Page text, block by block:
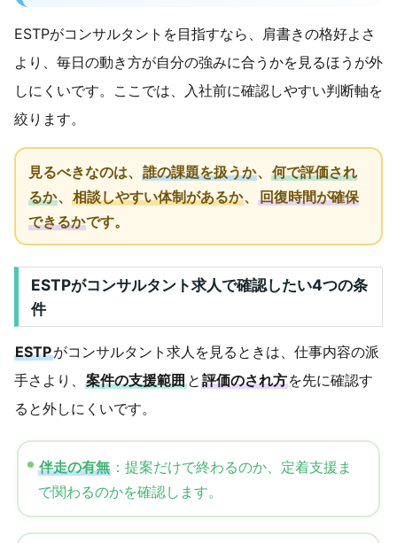
ESTPがコンサルタントを目指すなら、肩書きの格好よさ
より、毎日の動き方が自分の強みに合うかを見るほうが外
しにくいです。ここでは、入社前に確認しやすい判断軸を
絞ります。
見るべきなのは、 誰の課題を扱うか、何で評価され
るか、 相談しやすい体制があるか、回復時間が確保
できるかです。
ESTPがコンサルタント求人で確認したい4つの条
件
ESTPがコンサルタント求人を見るときは、仕事内容の派
手さより、 案件の支援範囲と評価のされ方を先に確認す
ると外しにくいです。
伴走の有無 ：提案だけで終わるのか、定着支援ま
で関わるのかを確認します。